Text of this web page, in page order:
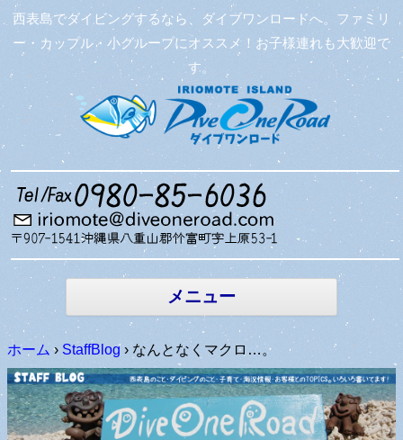
西表島でダイビングするなら、ダイブワンロードへ。ファミリ
ー・カップル・小グループにオススメ！お子様連れも大歓迎で
す。
メニュー
コンテン
ホーム › StaffBlog › なんとなくマクロ…。